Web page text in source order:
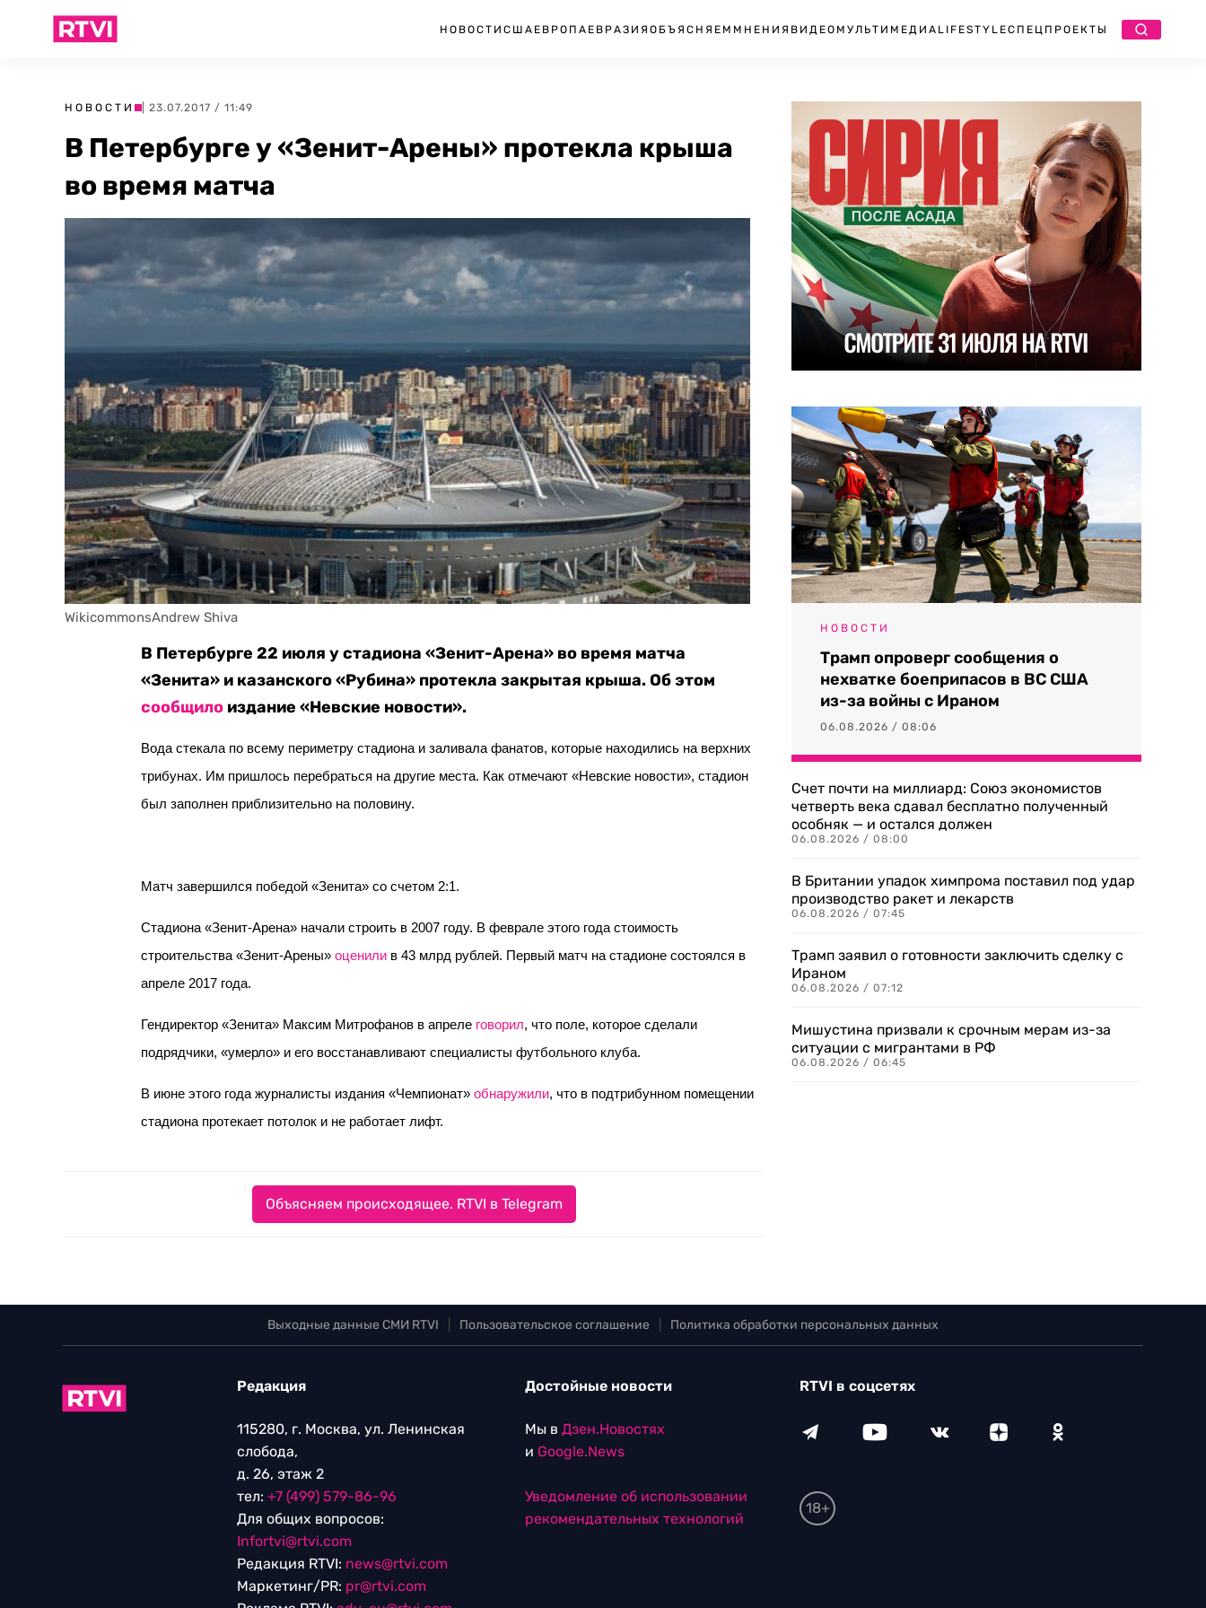
НОВОСТИ США ЕВРОПА ЕВРАЗИЯ ОБЪЯСНЯЕМ МНЕНИЯ ВИДЕО МУЛЬТИМЕДИА LIFESTYLEСПЕЦПРОЕКТЫ
НОВОСТИ | 23.07.2017 / 11:49
В Петербурге у «Зенит-Арены» протекла крыша
во время матча
WikicommonsAndrew Shiva
В Петербурге 22 июля у стадиона «Зенит-Арена» во время матча
«Зенита» и казанского «Рубина» протекла закрытая крыша. Об этом
сообщило издание «Невские новости».
Вода стекала по всему периметру стадиона и заливала фанатов, которые находились на верхних
трибунах. Им пришлось перебраться на другие места. Как отмечают «Невские новости», стадион
был заполнен приблизительно на половину.
Матч завершился победой «Зенита» со счетом 2:1.
Стадиона «Зенит-Арена» начали строить в 2007 году. В феврале этого года стоимость
строительства «Зенит-Арены»оценили в 43 млрд рублей. Первый матч на стадионе состоялся в
апреле 2017 года.
Гендиректор «Зенита» Максим Митрофанов в апреле говорил, что поле, которое сделали
подрядчики, «умерло» и его восстанавливают специалисты футбольного клуба.
В июне этого года журналисты издания «Чемпионат»обнаружили, что в подтрибунном помещении
стадиона протекает потолок и не работает лифт.
Объясняем происходящее. RTVI в Telegram
НОВОСТИ
Трамп опроверг сообщения о
нехватке боеприпасов в ВС США
из-за войны с Ираном
06.08.2026 / 08:06
Счет почти на миллиард: Союз экономистов
четверть века сдавал бесплатно полученный
особняк — и остался должен
06.08.2026 / 08:00
В Британии упадок химпрома поставил под удар
производство ракет и лекарств
06.08.2026 / 07:45
Трамп заявил о готовности заключить сделку с
Ираном
06.08.2026 / 07:12
Мишустина призвали к срочным мерам из-за
ситуации с мигрантами в РФ
06.08.2026 / 06:45
Выходные данные СМИ RTVI Пользовательское соглашение Политика обработки персональных данных
Редакция
115280, г. Москва, ул. Ленинская
слобода,
д. 26, этаж 2
тел: +7 (499) 579-86-96
Для общих вопросов:
Infortvi@rtvi.com
Редакция RTVI: news@rtvi.com
Маркетинг/PR: pr@rtvi.com
Достойные новости
Мы в Дзен.Новостях
и Google.News
Уведомление об использовании
рекомендательных технологий
RTVI в соцсетях
18+